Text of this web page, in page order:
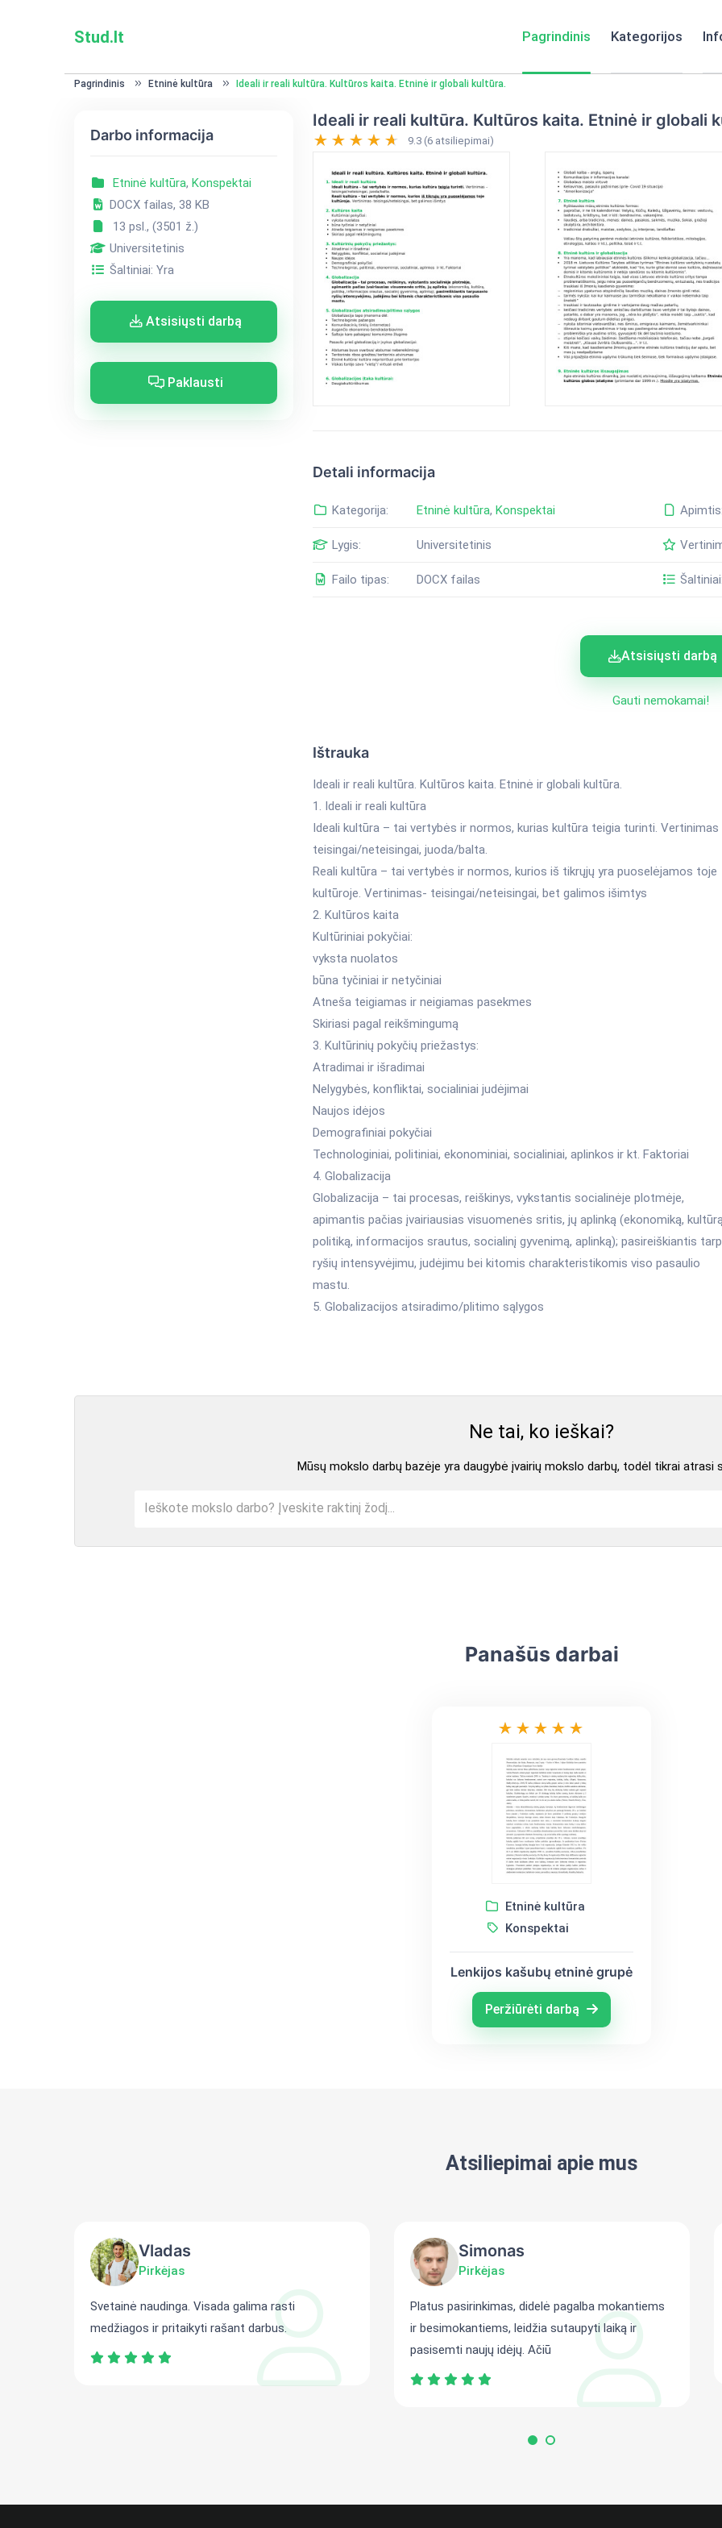
Stud.lt Pagrindinis Kategorijos
Pagrindinis Etninė kultūra Ideali ir reali kultūra. Kultūros kaita. Etninė ir globali kultūra.
Darbo informacija
Etninė kultūra, Konspektai
DOCX failas, 38 KB
13 psl., (3501 ž.)
Universitetinis
Šaltiniai: Yra
Atsisiųsti darbą
Paklausti
Ideali ir reali kultūra. Kultūros kaita. Etninė ir globali
9.3 (6 atsiliepimai)
Detali informacija
Kategorija: Etninė kultūra, Konspektai
Lygis: Universitetinis
Failo tipas: DOCX failas
Apimtis:
Šaltiniai:
Atsisiųsti darbą
Gauti nemokamai!
Ištrauka
Ideali ir reali kultūra. Kultūros kaita. Etninė ir globali kultūra.
1. Ideali ir reali kultūra
Ideali kultūra – tai vertybės ir normos, kurias kultūra teigia turinti. Vertinimas
teisingai/neteisingai, juoda/balta.
Reali kultūra – tai vertybės ir normos, kurios iš tikrųjų yra puoselėjamos toje
kultūroje. Vertinimas- teisingai/neteisingai, bet galimos išimtys
2. Kultūros kaita
Kultūriniai pokyčiai:
vyksta nuolatos
būna tyčiniai ir netyčiniai
Atneša teigiamas ir neigiamas pasekmes
Skiriasi pagal reikšmingumą
3. Kultūrinių pokyčių priežastys:
Atradimai ir išradimai
Nelygybės, konfliktai, socialiniai judėjimai
Naujos idėjos
Demografiniai pokyčiai
Technologiniai, politiniai, ekonominiai, socialiniai, aplinkos ir kt. Faktoriai
4. Globalizacija
Globalizacija – tai procesas, reiškinys, vykstantis socialinėje plotmėje,
apimantis pačias įvairiausias visuomenės sritis, jų aplinką (ekonomiką,
politiką, informacijos srautus, socialinį gyvenimą, aplinką); pasireiškiantis
ryšių intensyvėjimu, judėjimu bei kitomis charakteristikomis viso pasaulio
mastu.
5. Globalizacijos atsiradimo/plitimo sąlygos
Ne tai, ko ieškai?
Mūsų mokslo darbų bazėje yra daugybė įvairių mokslo darbų, todėl tikrai atrasi
Panašūs darbai
Etninė kultūra
Konspektai
Lenkijos kašubų etninė grupė
Peržiūrėti darbą
Atsiliepimai apie mus
Vladas
Pirkėjas
Svetainė naudinga. Visada galima rasti
medžiagos ir pritaikyti rašant darbus.
Simonas
Pirkėjas
Platus pasirinkimas, didelė pagalba mokantiems
ir besimokantiems, leidžia sutaupyti laiką ir
pasisemti naujų idėjų. Ačiū